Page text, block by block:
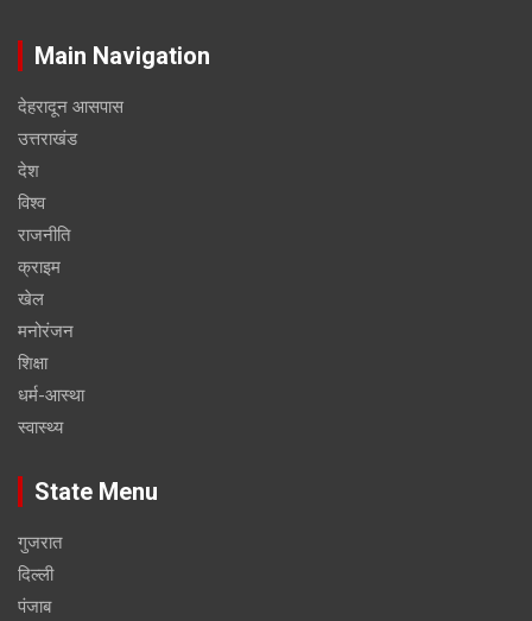
Main Navigation
देहरादून आसपास
उत्तराखंड
देश
विश्व
राजनीति
क्राइम
खेल
मनोरंजन
शिक्षा
धर्म-आस्था
स्वास्थ्य
State Menu
गुजरात
दिल्ली
पंजाब